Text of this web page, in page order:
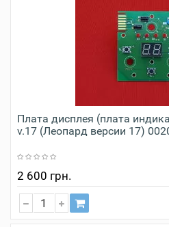
Плата дисплея (плата
v.17 (Леопард версии 17)
2 600 грн.